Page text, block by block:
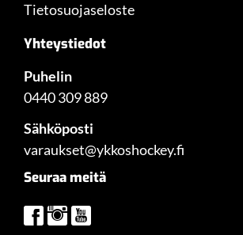
Tietosuojaseloste
Yhteystiedot
Puhelin
0440 309 889
Sähköposti
varaukset@ykkoshockey.fi
Seuraa meitä